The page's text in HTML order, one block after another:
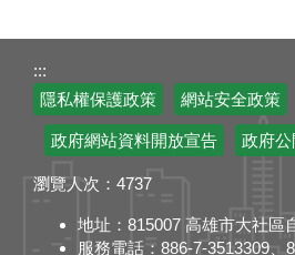
:::
隱私權保護政策
網站安全政策
政府網站資料開放宣告 政府
瀏覽人次： 4737
地址：815007 高雄市大社區
服務電話：886-7-3513309、